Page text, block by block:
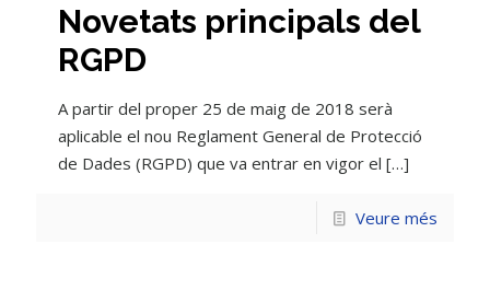
Novetats principals del
RGPD
A partir del proper 25 de maig de 2018 serà
aplicable el nou Reglament General de Protecció
de Dades (RGPD) que va entrar en vigor el […]
Veure més